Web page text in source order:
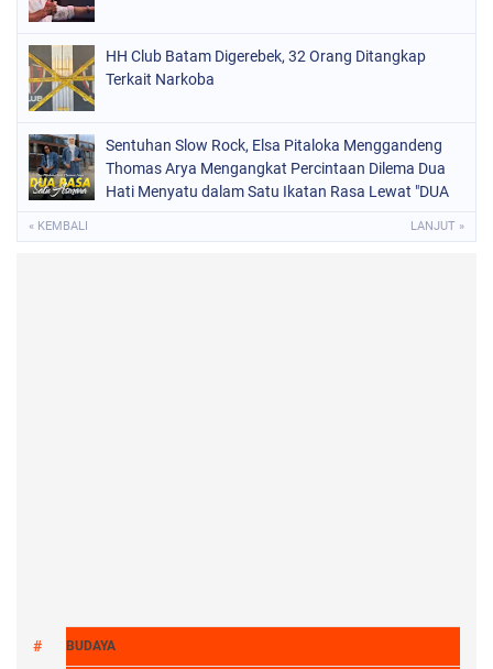
HH Club Batam Digerebek, 32 Orang Ditangkap
Terkait Narkoba
Sentuhan Slow Rock, Elsa Pitaloka Menggandeng
Thomas Arya Mengangkat Percintaan Dilema Dua
Hati Menyatu dalam Satu Ikatan Rasa Lewat "DUA
« KEMBALI LANJUT »
BUDAYA